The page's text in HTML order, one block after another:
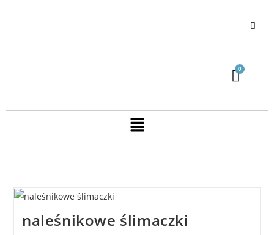
naleśnikowe ślimaczki